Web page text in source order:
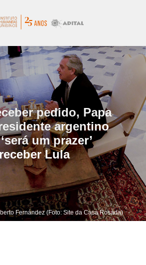
pedido, Papa
argentino
um prazer’
receber Lula
Fernández (Foto: Site da Casa Rosada)